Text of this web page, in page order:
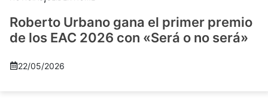
Roberto Urbano gana el primer premio
de los EAC 2026 con «Será o no será»
22/05/2026